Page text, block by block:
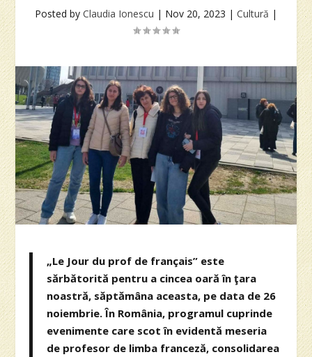
Posted by Claudia Ionescu | Nov 20, 2023 | Cultură |
„Le Jour du prof de français” este
sărbătorită pentru a cincea oară în ţara
noastră, săptămâna aceasta, pe data de 26
noiembrie. În România, programul cuprinde
evenimente care scot în evidentă meseria
de profesor de limba franceză, consolidarea